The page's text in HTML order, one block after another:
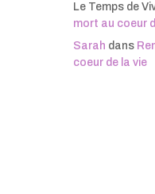
Le Temps de
mort au coeur
Sarah dans
coeur de la vie